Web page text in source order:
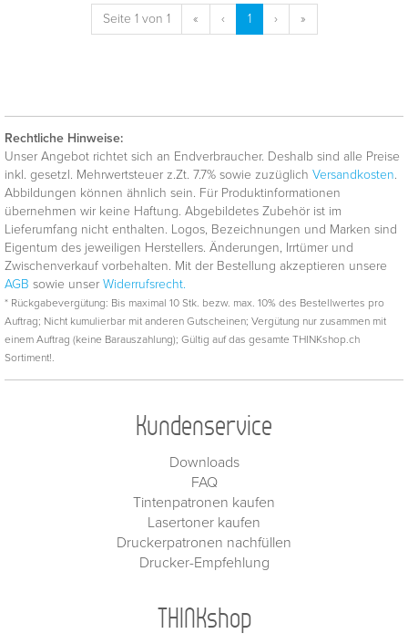
Seite 1 von 1 « ‹ 1 › »
Rechtliche Hinweise:
Unser Angebot richtet sich an Endverbraucher. Deshalb sind alle Preise
inkl. gesetzl. Mehrwertsteuer z.Zt. 7.7% sowie zuzüglich Versandkosten.
Abbildungen können ähnlich sein. Für Produktinformationen
übernehmen wir keine Haftung. Abgebildetes Zubehör ist im
Lieferumfang nicht enthalten. Logos, Bezeichnungen und Marken sind
Eigentum des jeweiligen Herstellers. Änderungen, Irrtümer und
Zwischenverkauf vorbehalten. Mit der Bestellung akzeptieren unsere
AGB sowie unser Widerrufsrecht.
* Rückgabevergütung: Bis maximal 10 Stk. bezw. max. 10% des Bestellwertes pro
Auftrag; Nicht kumulierbar mit anderen Gutscheinen; Vergütung nur zusammen mit
einem Auftrag (keine Barauszahlung); Gültig auf das gesamte THINKshop.ch
Sortiment!.
Kundenservice
Downloads
FAQ
Tintenpatronen kaufen
Lasertoner kaufen
Druckerpatronen nachfüllen
Drucker-Empfehlung
THINKshop